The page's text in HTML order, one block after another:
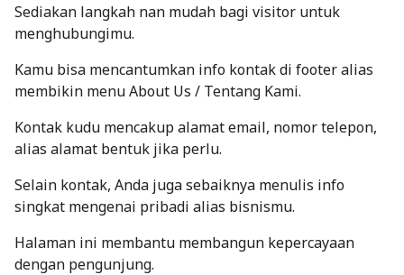
Sediakan langkah nan mudah bagi visitor untuk
menghubungimu.
Kamu bisa mencantumkan info kontak di footeralias
membikin menu About Us / Tentang Kami.
Kontak kudu mencakup alamat email, nomor telepon,
alias alamat bentuk jika perlu.
Selain kontak, Anda juga sebaiknya menulis info
singkat mengenai pribadi alias bisnismu.
Halaman ini membantu membangun kepercayaan
dengan pengunjung.